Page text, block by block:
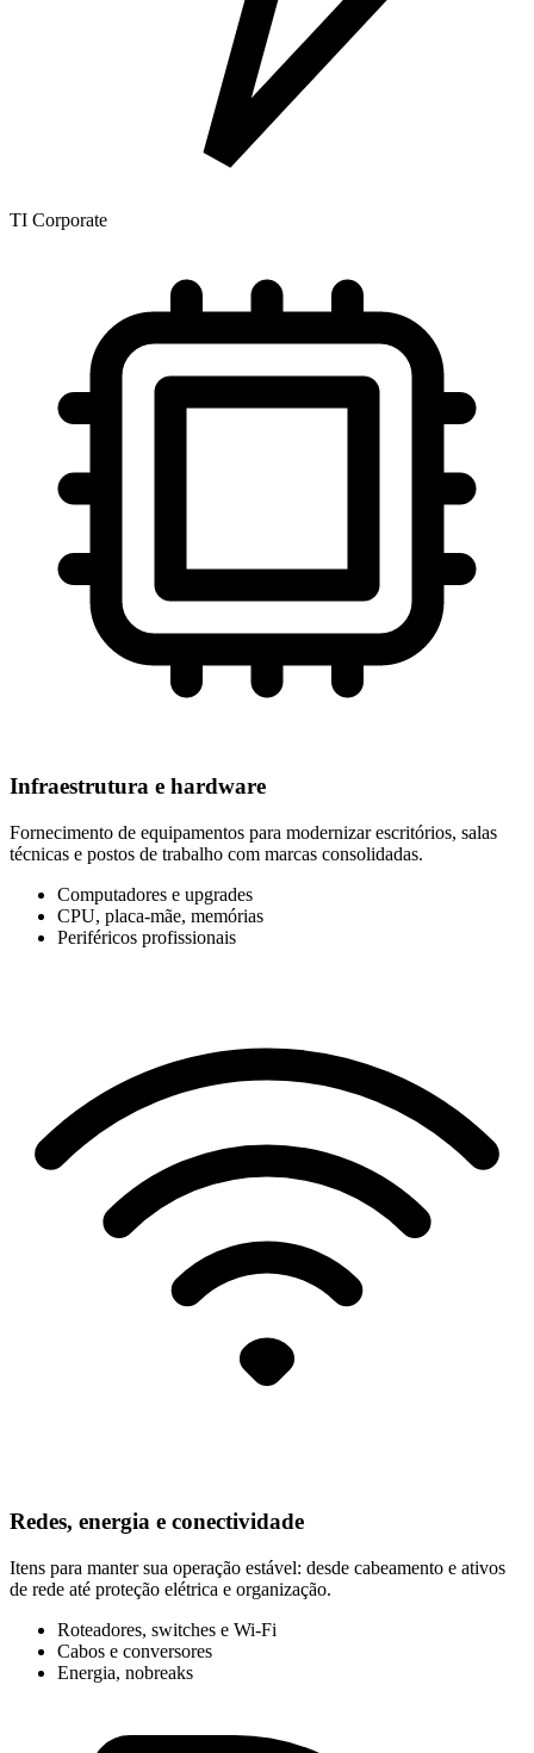
TI Corporate
Infraestrutura e hardware
Fornecimento de equipamentos para modernizar escritórios, salas
técnicas e postos de trabalho com marcas consolidadas.
Computadores e upgrades
CPU, placa-mãe, memórias
Periféricos profissionais
Redes, energia e conectividade
Itens para manter sua operação estável: desde cabeamento e ativos
de rede até proteção elétrica e organização.
Roteadores, switches e Wi-Fi
Cabos e conversores
Energia, nobreaks